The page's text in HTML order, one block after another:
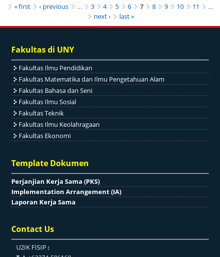
Pages
« first ‹ previous … 3 4 5 6 7 8 9 10 11
…
next ›
last »
Fakultas di UNY
Fakultas Ilmu Pendidikan
Fakultas Matematika dan Ilmu Pengetahuan Alam
Fakultas Bahasa dan Seni
Fakultas Ilmu Sosial
Fakultas Teknik
Fakultas Ilmu Keolahragaan
Fakultas Ekonomi
Template Dokumen
Perjanjian Kerja Sama (PKS)
Implementation Arrangement (IA)
Laporan Kerja Sama
Contact Us
U2IK FISIP :